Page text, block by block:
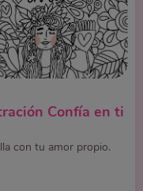
Confía en ti
con tu amor propio.